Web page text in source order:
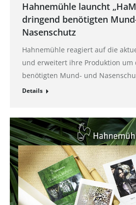
Hahnemühle launcht
dringend benötigten
Nasenschutz
Hahnemühle reagiert auf die
und erweitert ihre Produktion um
benötigten Mund- und
Details